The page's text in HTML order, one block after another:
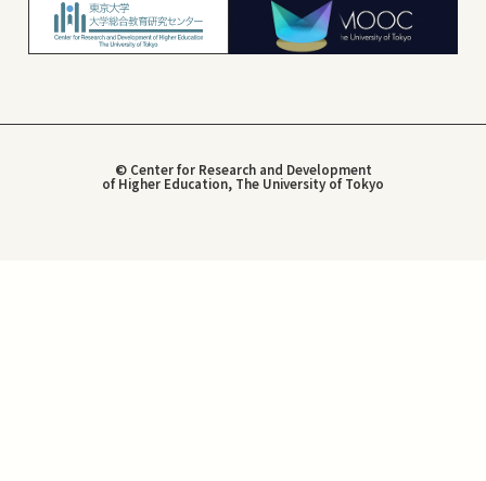
© Center for Research and Development
of Higher Education, The University of Tokyo